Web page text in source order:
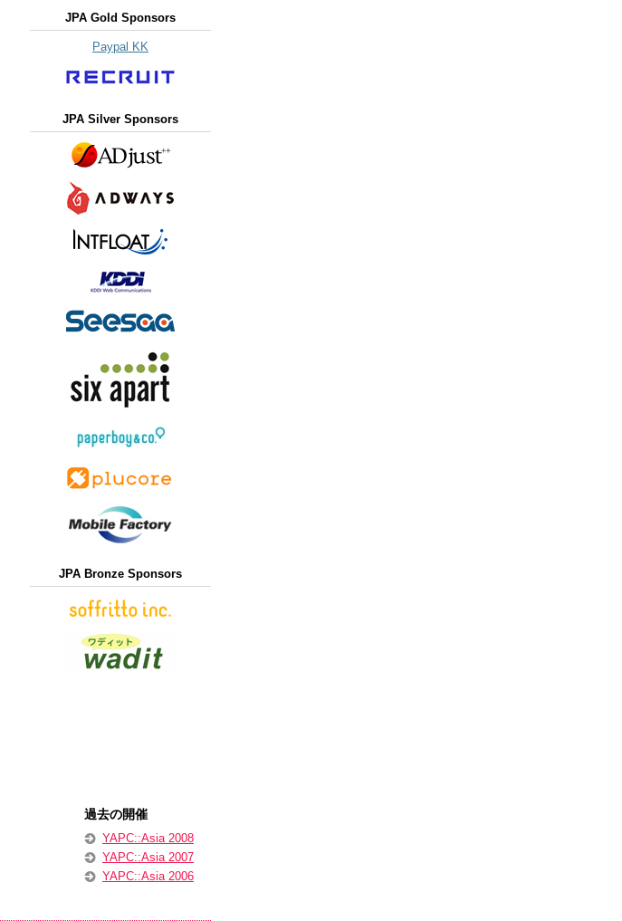
JPA Gold Sponsors
Paypal KK
JPA Silver Sponsors
JPA Bronze Sponsors
過去の開催
YAPC::Asia 2008
YAPC::Asia 2007
YAPC::Asia 2006